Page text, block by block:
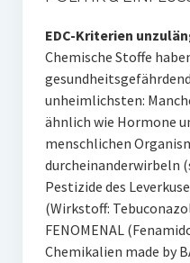
EDC-Kriterien
Chemische Stoffe
unheimlichsten:
ähnlich wie Hormone
menschlichen
durcheinanderwirbeln
Pestizide des
(Wirkstoff:
FENOMENAL
Chemikalien made by